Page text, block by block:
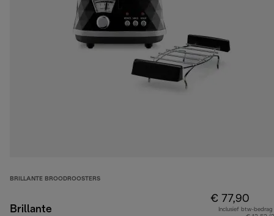
BRILLANTE BROODROOSTERS
Brillante
€ 77,90
Inclusief btw-bedrag